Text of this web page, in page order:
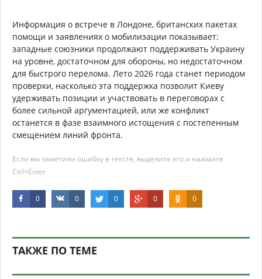
Информация о встрече в Лондоне, британских пакетах
помощи и заявлениях о мобилизации показывает:
западные союзники продолжают поддерживать Украину
на уровне, достаточном для обороны, но недостаточном
для быстрого перелома. Лето 2026 года станет периодом
проверки, насколько эта поддержка позволит Киеву
удерживать позиции и участвовать в переговорах с
более сильной аргументацией, или же конфликт
останется в фазе взаимного истощения с постепенным
смещением линий фронта.
Если вы заметили ошибку в тексте, выделите его и нажмите
Ctrl+Enter
0 0 0 0 0
ТАКЖЕ ПО ТЕМЕ